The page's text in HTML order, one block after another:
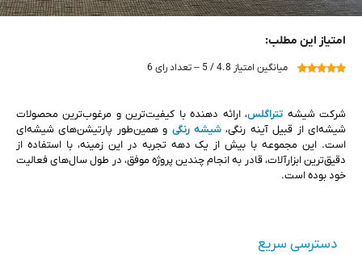
امتیاز این مطلب:
میانگین امتیاز 4.8 / 5 – تعداد رای 6
شرکت شیشه تتراگلس، ارائه دهنده با کیفیت‌ترین و مرغوب‌ترین محصولات
شیشه‌ای از قبیل آینه رنگی، شیشه رنگی و همین‌طور پارتیشن‌های شیشه‌ای
است. این مجموعه با بیش از یک دهه تجربه در این زمینه، با استفاده از
دقیق‌ترین ابزارآلات، قادر به انجام چندین پروژه موفق، در طول سال‌های فعالیت
خود بوده است.
دسترسی سریع